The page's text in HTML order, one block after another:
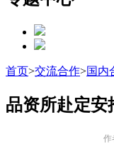
首页>交流合作>国内
品资所赴定安
作